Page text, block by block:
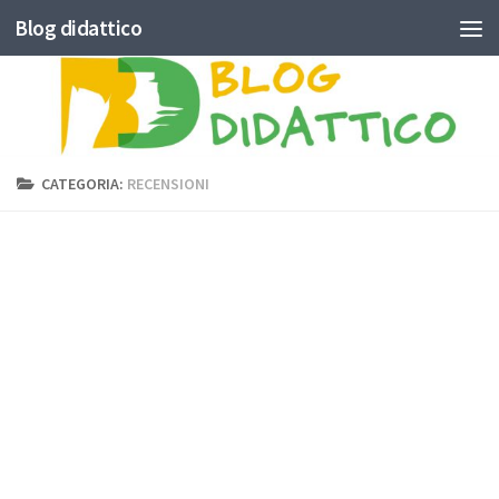
Skip to content
Blog didattico
CATEGORIA: RECENSIONI